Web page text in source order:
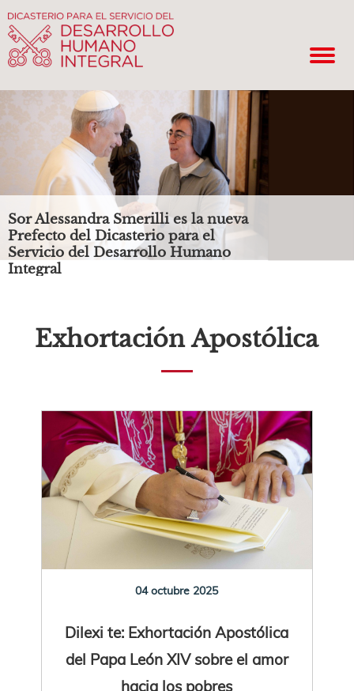
Sor Alessandra Smerilli es la nueva
Prefecto del Dicasterio para el
Servicio del Desarrollo Humano
Integral
Exhortación Apostólica
04 octubre 2025
Dilexi te: Exhortación Apostólica
del Papa León XIV sobre el amor
hacia los pobres